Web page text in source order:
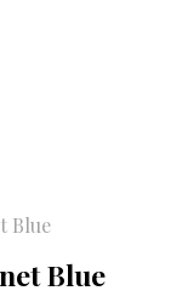
Blue
Blue